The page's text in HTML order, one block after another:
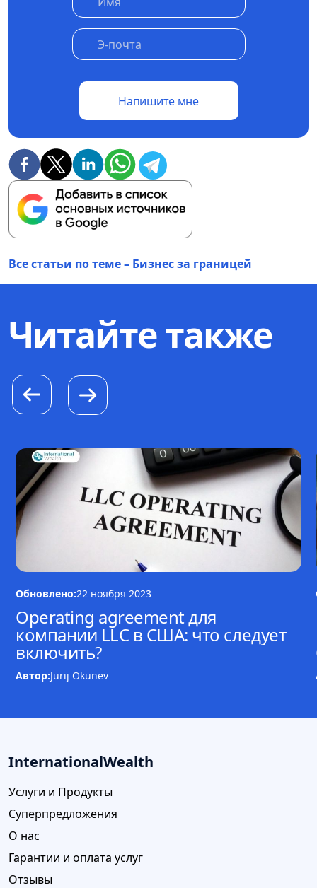
Напишите мне
Все статьи по теме – Бизнес за границей
Читайте также
Обновлено:22 ноября 2023
Operating agreement для
компании LLC в США: что следует
включить?
Автор:Jurij Okunev
InternationalWealth
Услуги и Продукты
Суперпредложения
О нас
Гарантии и оплата услуг
Отзывы